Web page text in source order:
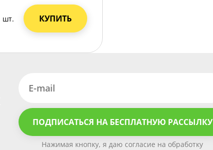
шт. КУПИТЬ
ПОДПИСАТЬСЯ НА БЕСПЛАТНУЮ РАССЫЛКУ
Нажимая кнопку, я даю согласие на обработку